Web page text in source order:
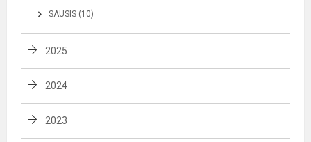
SAUSIS (10)
2025
2024
2023